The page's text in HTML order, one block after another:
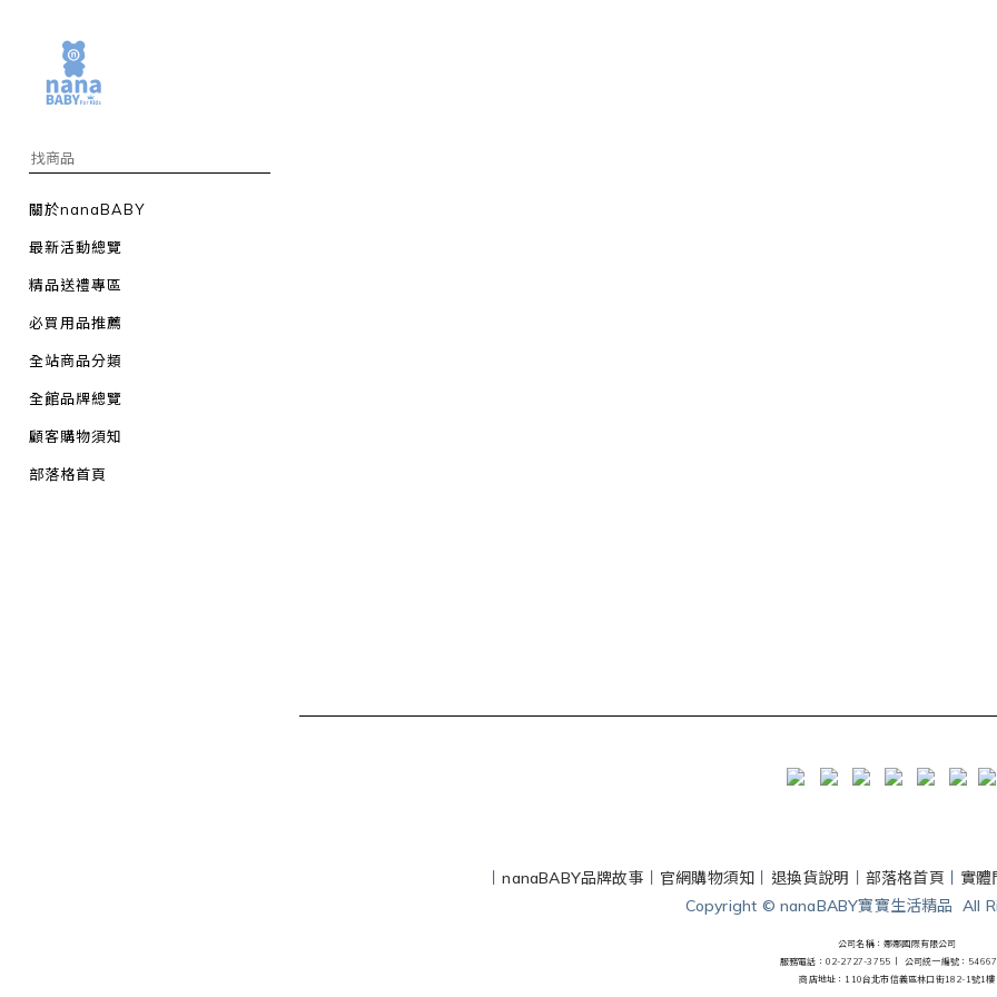
關於nanaBABY
最新活動總覽
精品送禮專區
必買用品推薦
全站商品分類
全館品牌總覽
顧客購物須知
部落格首頁
丨nanaBABY品牌故事 官網購物須知 退換貨說明 部落格首頁
實體
Copyright © nanaBABY寶寶生活精品 All
公司名稱：娜娜國際有限公司
服務電話：02-2727-3755 丨 公司統一編號：
商店地址：110台北市信義區林口街182-1號1樓